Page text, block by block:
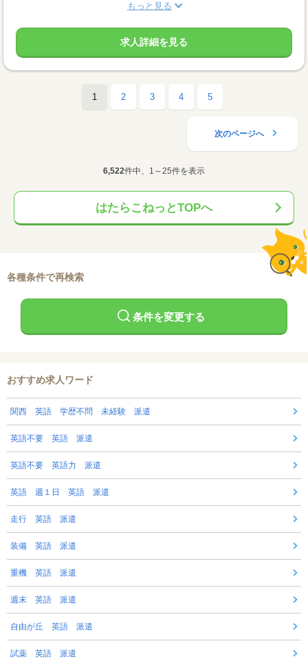
もっと見る
求人詳細を見る
1 2 3 4 5
次のページへ
6,522件中、1～25件を表示
はたらこねっとTOPへ
各種条件で再検索
条件を変更する
おすすめ求人ワード
関西 英語 学歴不問 未経験 派遣
英語不要 英語 派遣
英語不要 英語力 派遣
英語 週１日 英語 派遣
走行 英語 派遣
装備 英語 派遣
重機 英語 派遣
週末 英語 派遣
自由が丘 英語 派遣
試薬 英語 派遣